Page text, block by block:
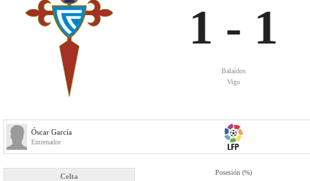
1 - 1
Balaídos
Vigo
Óscar García
Entrenador
Celta Posesión (%)